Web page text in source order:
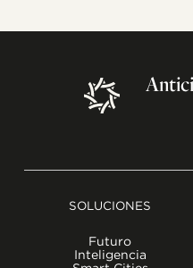
SOLUCIONES
Futuro
Inteligencia